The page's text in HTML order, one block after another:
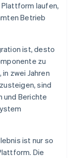
laufen,
Betrieb
ist, desto
zu
zwei Jahren
sind
und Berichte
ist nur so
Die